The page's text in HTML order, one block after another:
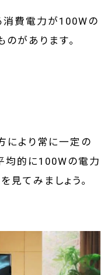
消費電力が100Wの
があります。
により常に一定の
均的に100Wの電力
てみましょう。